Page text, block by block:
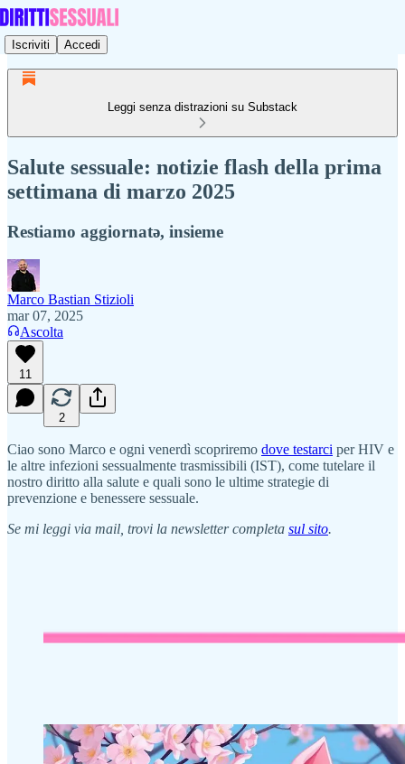
Iscriviti Accedi
Leggi senza distrazioni su Substack
Salute sessuale: notizie flash della prima
settimana di marzo 2025
Restiamo aggiornatə, insieme
Marco Bastian Stizioli
mar 07, 2025
Ascolta
11
2
Ciao sono Marco e ogni venerdì scopriremo dove testarci per HIV e
le altre infezioni sessualmente trasmissibili (IST), come tutelare il
nostro diritto alla salute e quali sono le ultime strategie di
prevenzione e benessere sessuale.
Se mi leggi via mail, trovi la newsletter completa sul sito.